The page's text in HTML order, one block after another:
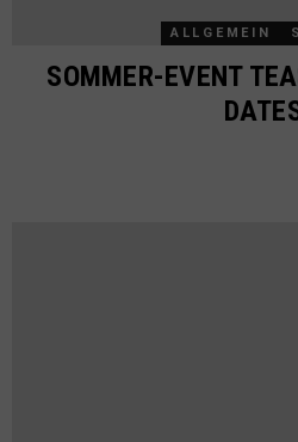
ALLGEMEIN
SOMMER-EVENT